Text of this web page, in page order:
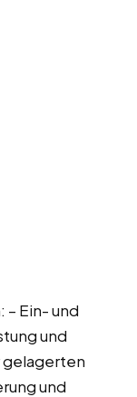
Ein- und
und
gelagerten
und